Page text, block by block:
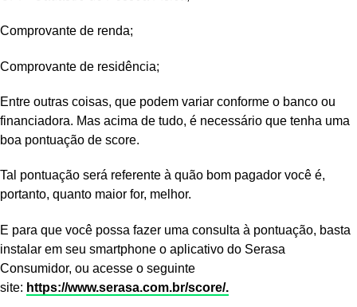
Comprovante de renda;
Comprovante de residência;
Entre outras coisas, que podem variar conforme o banco ou
financiadora. Mas acima de tudo, é necessário que tenha uma
boa pontuação de score.
Tal pontuação será referente à quão bom pagador você é,
portanto, quanto maior for, melhor.
E para que você possa fazer uma consulta à pontuação, basta
instalar em seu smartphone o aplicativo do Serasa
Consumidor, ou acesse o seguinte
site: https://www.serasa.com.br/score/.